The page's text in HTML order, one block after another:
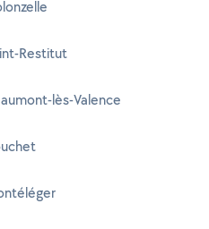
Restitut
lès-Valence